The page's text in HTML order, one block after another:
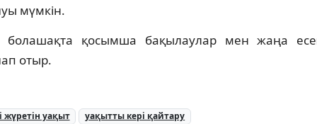
мүмкін.
қосымша бақылаулар мен жаңа
отыр.
жүретін уақыт уақытты кері қайтару